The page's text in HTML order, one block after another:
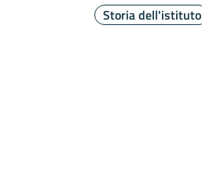
Storia dell'istituto